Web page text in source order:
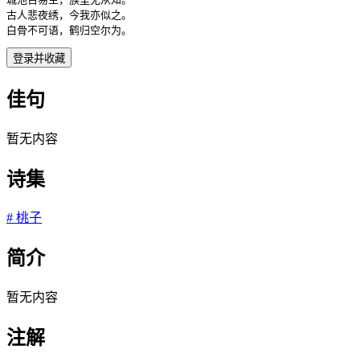
古人悲夜绣，今我亦似之。
白骨不可语，鹤归空尔为。
登录并收藏
佳句
暂无内容
诗集
# 桃子
简介
暂无内容
注解